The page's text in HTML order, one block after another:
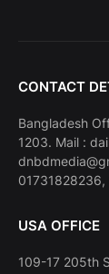
CONTACT
Bangladesh
1203. Mail :
USA OFFICE
109-17 205th